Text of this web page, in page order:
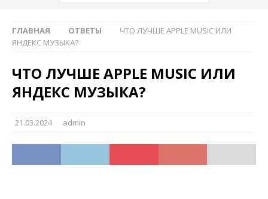
ГЛАВНАЯ ОТВЕТЫ
ЧТО ЛУЧШЕ APPLE MUSIC ИЛИ
ЯНДЕКС МУЗЫКА?
ЧТО ЛУЧШЕ APPLE MUSIC ИЛИ
ЯНДЕКС МУЗЫКА?
21.03.2024 admin